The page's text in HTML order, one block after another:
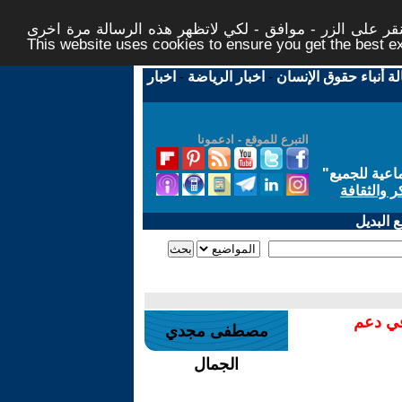
على الزر - موافق - لكي لاتظهر هذه الرسالة مرة اخرى -
This website uses cookies to ensure you get the best
أنباء حقوق الإنسان - اخبار الرياضة - اخبار
التبرع للموقع - ادعمونا
للجميع"
والثقافة
البديل
في دعم
مصطفى مجدي
الجمال